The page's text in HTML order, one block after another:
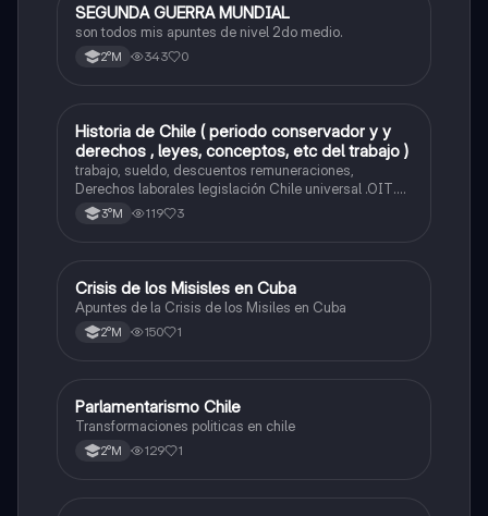
Historia
SEGUNDA GUERRA MUNDIAL
son todos mis apuntes de nivel 2do medio.
2°M 343 0
Historia
Historia de Chile ( periodo conservador y y
derechos , leyes, conceptos, etc del trabajo )
trabajo, sueldo, descuentos remuneraciones,
Derechos laborales legislación Chile universal .OIT.
Evolución de las org. trabajadores de Chile. Evolución
legislación laboral en Chile. Mecanismos protección a
3°M 119 3
Historia
Crisis de los Misisles en Cuba
Apuntes de la Crisis de los Misiles en Cuba
2°M 150 1
Historia
Parlamentarismo Chile
Transformaciones politicas en chile
2°M 129 1